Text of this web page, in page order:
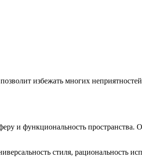
избежать многих
и функциональность
стиля, рациональность